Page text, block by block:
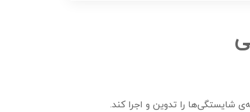
شایستگی‌ها را تدوین و اجرا کند.